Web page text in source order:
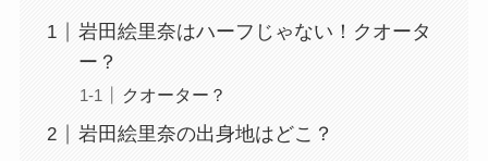
岩田絵里奈はハーフじゃない！クオータ
ー？
クオーター？
岩田絵里奈の出身地はどこ？